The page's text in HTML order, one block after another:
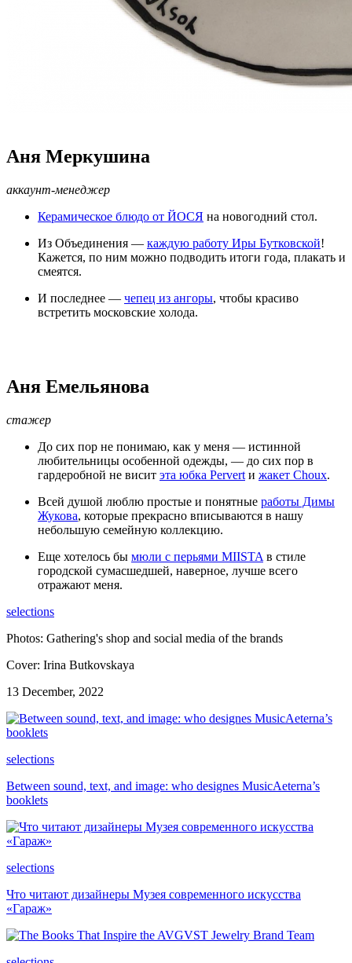
Аня Меркушина
аккаунт-менеджер
Керамическое блюдо от ЙОСЯ на новогодний стол.
Из Объединения — каждую работу Иры Бутковской!
Кажется, по ним можно подводить итоги года, плакать и
смеятся.
И последнее — чепец из ангоры, чтобы красиво
встретить московские холода.
Аня Емельянова
стажер
До сих пор не понимаю, как у меня — истинной
любительницы особенной одежды, — до сих пор в
гардеробной не висит эта юбка Pervert и жакет Choux.
Всей душой люблю простые и понятные работы Димы
Жукова, которые прекрасно вписываются в нашу
небольшую семейную коллекцию.
Еще хотелось бы мюли с перьями MIISTA в стиле
городской сумасшедшей, наверное, лучше всего
отражают меня.
selections
Photos: Gathering's shop and social media of the brands
Cover: Irina Butkovskaya
13 December, 2022
selections
Between sound, text, and image: who designes MusicAeterna’s
booklets
selections
Что читают дизайнеры Музея современного искусства
«Гараж»